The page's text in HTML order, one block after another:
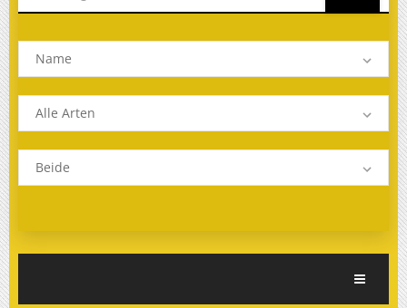
Name
Alle Arten
Beide
Toggle